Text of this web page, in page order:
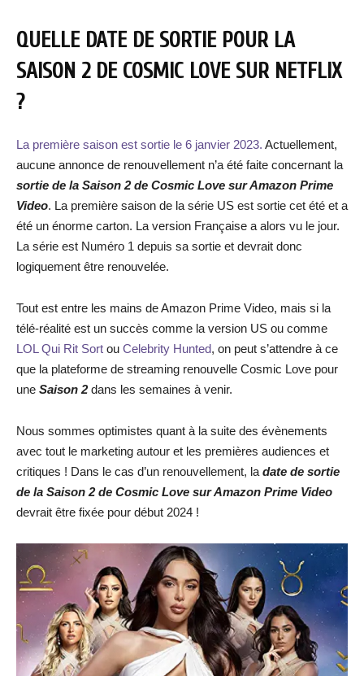
QUELLE DATE DE SORTIE POUR LA
SAISON 2 DE COSMIC LOVE SUR NETFLIX
?
La première saison est sortie le 6 janvier 2023. Actuellement,
aucune annonce de renouvellement n’a été faite concernant la
sortie de la Saison 2 de Cosmic Love sur Amazon Prime
Video. La première saison de la série US est sortie cet été et a
été un énorme carton. La version Française a alors vu le jour.
La série est Numéro 1 depuis sa sortie et devrait donc
logiquement être renouvelée.
Tout est entre les mains de Amazon Prime Video, mais si la
télé-réalité est un succès comme la version US ou comme
LOL Qui Rit Sort ou Celebrity Hunted, on peut s’attendre à ce
que la plateforme de streaming renouvelle Cosmic Love pour
une Saison 2dans les semaines à venir.
Nous sommes optimistes quant à la suite des évènements
avec tout le marketing autour et les premières audiences et
critiques ! Dans le cas d’un renouvellement, la date de sortie
de la Saison 2 de Cosmic Love sur Amazon Prime Video
devrait être fixée pour début 2024 !